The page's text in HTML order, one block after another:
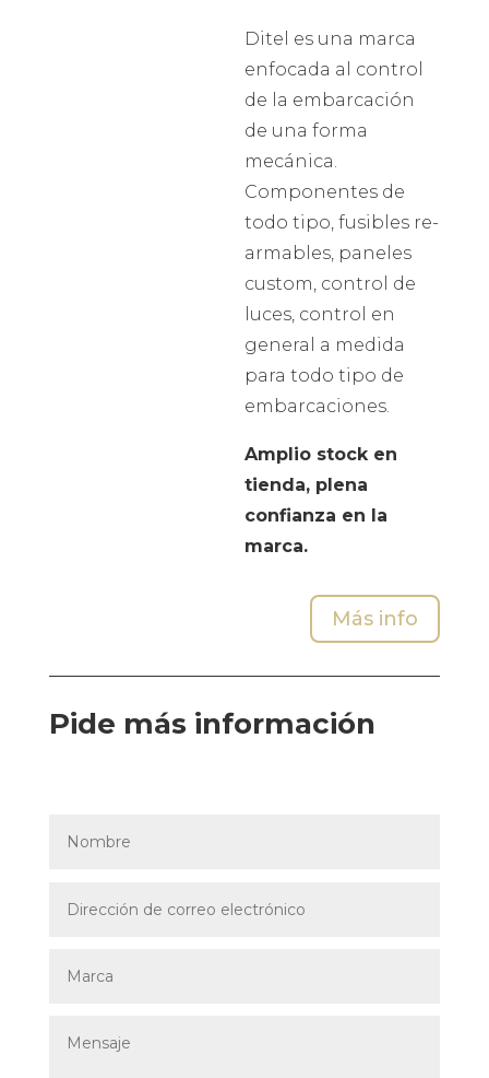
Ditel es una marca
enfocada al control
de la embarcación
de una forma
mecánica.
Componentes de
todo tipo, fusibles re-
armables, paneles
custom, control de
luces, control en
general a medida
para todo tipo de
embarcaciones.
Amplio stock en
tienda, plena
confianza en la
marca.
Más info
Pide más información